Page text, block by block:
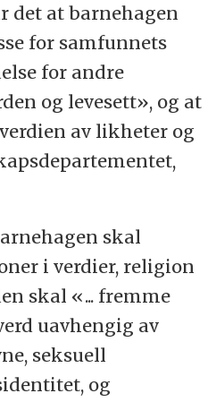
det at barnehagen
for samfunnets
for andre
og levesett», og at
av likheter og
skal
i verdier, religion
skal «... fremme
uavhengig av
seksuell
og